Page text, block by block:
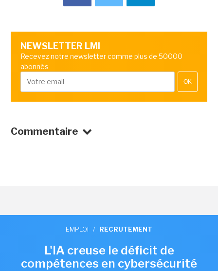
NEWSLETTER LMI
Recevez notre newsletter comme plus de 50000
abonnés
OK
Commentaire
EMPLOI / RECRUTEMENT
L'IA creuse le déficit de
compétences en cybersécurité